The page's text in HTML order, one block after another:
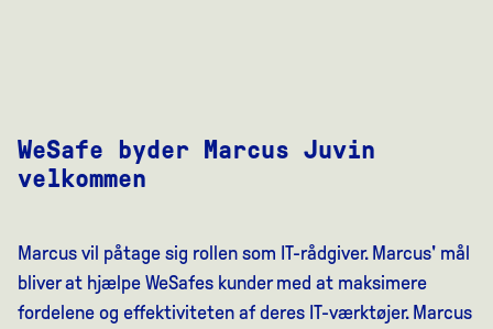
WeSafe byder Marcus Juvin
velkommen
Marcus vil påtage sig rollen som IT-rådgiver. Marcus' mål
bliver at hjælpe WeSafes kunder med at maksimere
fordelene og effektiviteten af deres IT-værktøjer. Marcus